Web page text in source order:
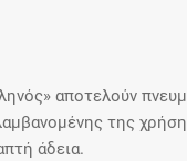
αποτελούν
της
άδεια.